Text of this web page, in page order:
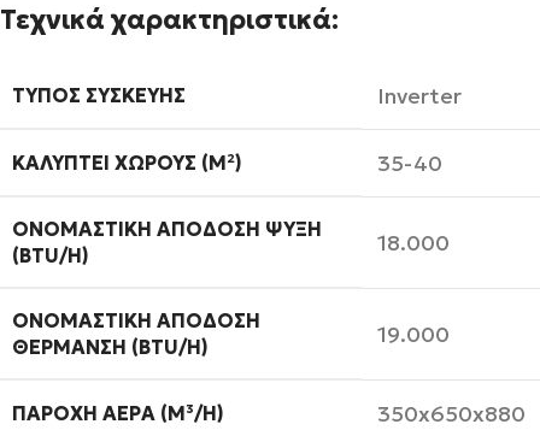
Τεχνικά χαρακτηριστικά:
ΤΎΠΟΣ ΣΥΣΚΕΥΉΣ Inverter
ΚΑΛΎΠΤΕΙ ΧΏΡΟΥΣ (M²) 35-40
ΟΝΟΜΑΣΤΙΚΉ ΑΠΌΔΟΣΗ ΨΎΞΗ
(BTU/H)
18.000
ΟΝΟΜΑΣΤΙΚΉ ΑΠΌΔΟΣΗ
ΘΈΡΜΑΝΣΗ (BTU/H)
19.000
ΠΑΡΟΧΉ ΑΈΡΑ (M³/H) 350x650x880